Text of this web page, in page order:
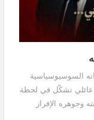
السوسيوسياسية
عائلي تشكّل في لحظة
وجوهره الإفراز